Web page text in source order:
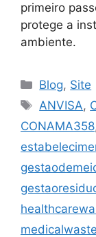
primeiro
protege a
ambiente.
Blog, Site
ANVISA,
CONAMA358
medicalwaste